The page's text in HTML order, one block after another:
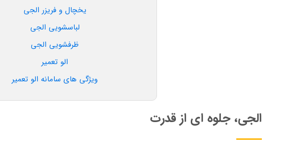
یخچال و فریزر الجی
لباسشویی الجی
ظرفشویی الجی
الو تعمیر
ویژگی های سامانه الو تعمیر
الجی، جلوه ای از قدرت